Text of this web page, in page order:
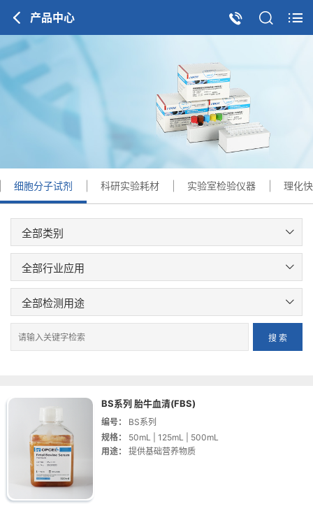
产品中心
细胞分子试剂 科研实验耗材 实验室检验仪器 理化
BS系列 胎牛血清(FBS)
编号：
BS系列
规格：
50mL | 125mL | 500mL
用途：
提供基础营养物质